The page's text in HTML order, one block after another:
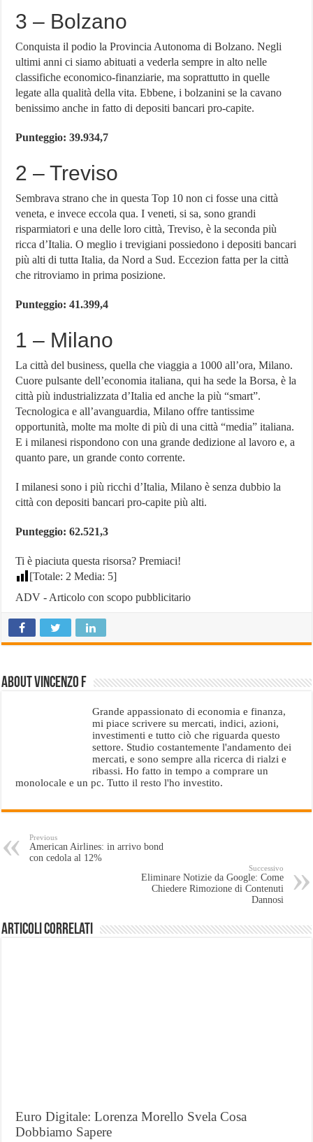
3 – Bolzano
Conquista il podio la Provincia Autonoma di Bolzano. Negli
ultimi anni ci siamo abituati a vederla sempre in alto nelle
classifiche economico-finanziarie, ma soprattutto in quelle
legate alla qualità della vita. Ebbene, i bolzanini se la cavano
benissimo anche in fatto di depositi bancari pro-capite.
Punteggio: 39.934,7
2 – Treviso
Sembrava strano che in questa Top 10 non ci fosse una città
veneta, e invece eccola qua. I veneti, si sa, sono grandi
risparmiatori e una delle loro città, Treviso, è la seconda più
ricca d’Italia. O meglio i trevigiani possiedono i depositi bancari
più alti di tutta Italia, da Nord a Sud. Eccezion fatta per la città
che ritroviamo in prima posizione.
Punteggio: 41.399,4
1 – Milano
La città del business, quella che viaggia a 1000 all’ora, Milano.
Cuore pulsante dell’economia italiana, qui ha sede la Borsa, è la
città più industrializzata d’Italia ed anche la più “smart”.
Tecnologica e all’avanguardia, Milano offre tantissime
opportunità, molte ma molte di più di una città “media” italiana.
E i milanesi rispondono con una grande dedizione al lavoro e, a
quanto pare, un grande conto corrente.
I milanesi sono i più ricchi d’Italia, Milano è senza dubbio la
città con depositi bancari pro-capite più alti.
Punteggio: 62.521,3
Ti è piaciuta questa risorsa? Premiaci!
[Totale: 2 Media: 5]
ADV - Articolo con scopo pubblicitario
About Vincenzo F
Grande appassionato di economia e finanza,
mi piace scrivere su mercati, indici, azioni,
investimenti e tutto ciò che riguarda questo
settore. Studio costantemente l'andamento dei
mercati, e sono sempre alla ricerca di rialzi e
ribassi. Ho fatto in tempo a comprare un
monolocale e un pc. Tutto il resto l'ho investito.
Previous
American Airlines: in arrivo bond
con cedola al 12%
Successivo
Eliminare Notizie da Google: Come
Chiedere Rimozione di Contenuti
Dannosi
Articoli Correlati
Euro Digitale: Lorenza Morello Svela Cosa
Dobbiamo Sapere